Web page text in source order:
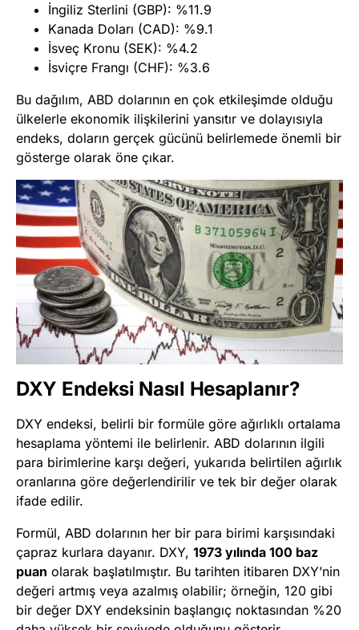
İngiliz Sterlini (GBP): %11.9
Kanada Doları (CAD): %9.1
İsveç Kronu (SEK): %4.2
İsviçre Frangı (CHF): %3.6
Bu dağılım, ABD dolarının en çok etkileşimde olduğu
ülkelerle ekonomik ilişkilerini yansıtır ve dolayısıyla
endeks, doların gerçek gücünü belirlemede önemli bir
gösterge olarak öne çıkar.
DXY Endeksi Nasıl Hesaplanır?
DXY endeksi, belirli bir formüle göre ağırlıklı ortalama
hesaplama yöntemi ile belirlenir. ABD dolarının ilgili
para birimlerine karşı değeri, yukarıda belirtilen ağırlık
oranlarına göre değerlendirilir ve tek bir değer olarak
ifade edilir.
Formül, ABD dolarının her bir para birimi karşısındaki
çapraz kurlara dayanır. DXY, 1973 yılında 100 baz
puan olarak başlatılmıştır. Bu tarihten itibaren DXY’nin
değeri artmış veya azalmış olabilir; örneğin, 120 gibi
bir değer DXY endeksinin başlangıç noktasından %20